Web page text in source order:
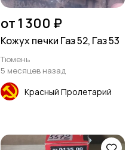
от 1 300 ₽
Кожух печки Газ 52, Газ 53
Тюмень
5 месяцев назад
Красный Пролетарий